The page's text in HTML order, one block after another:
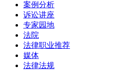
案例分析
诉讼讲座
专家园地
法院
法律职业推荐
媒体
法律法规